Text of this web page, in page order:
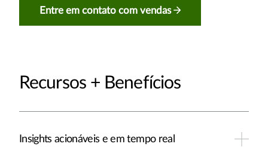
Entre em contato com vendas
Recursos + Benefícios
Insights acionáveis e em tempo real